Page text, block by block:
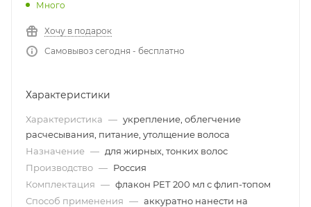
Много
Хочу в подарок
Самовывоз сегодня - бесплатно
Характеристики
Характеристика — укрепление, облегчение
расчесывания, питание, утолщение волоса
Назначение — для жирных, тонких волос
Производство — Россия
Комплектация — флакон РЕТ 200 мл с флип-топом
Способ применения — аккуратно нанести на